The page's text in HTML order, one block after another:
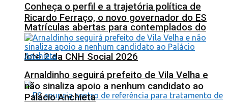
Matrículas abertas para contemplados do
lote 2 da CNH Social 2026
Conheça o perfil e a trajetória política de
Ricardo Ferraço, o novo governador do ES
Arnaldinho seguirá prefeito de Vila Velha e
não sinaliza apoio a nenhum candidato ao
Palácio Anchieta